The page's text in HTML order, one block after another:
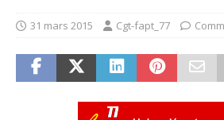
31 mars 2015 Cgt-fapt_77